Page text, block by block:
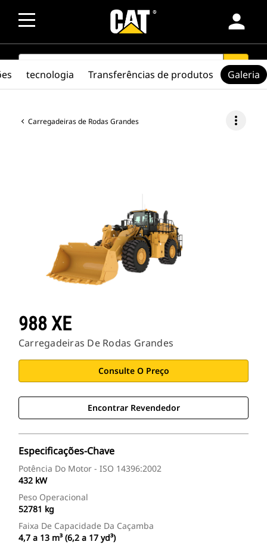
person
SEARCH search
Carregadeiras de Rodas Grandes more_vert
988 XE
Carregadeiras De Rodas Grandes
Consulte O Preço
Encontrar Revendedor
Especificações-Chave
Potência Do Motor - ISO 14396:2002
432 kW
Peso Operacional
52781 kg
Faixa De Capacidade Da Caçamba
4,7 a 13 m³ (6,2 a 17 yd³)
tecnologia Transferências de produtos Galeria